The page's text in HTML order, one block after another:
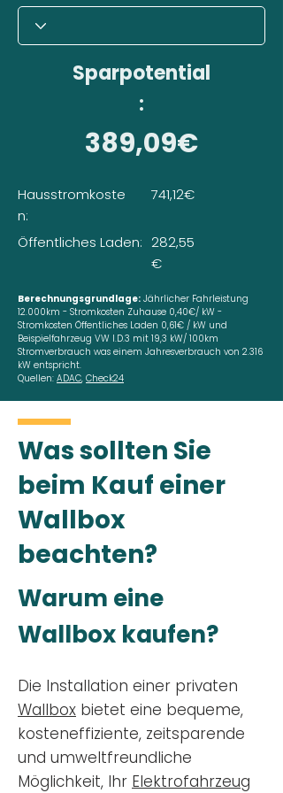
Sparpotential
:
389,09€
Hausstromkoste
n:
Öffentliches Laden:
741,12€
282,55
€
Berechnungsgrundlage: Jährlicher Fahrleistung
12.000km - Stromkosten Zuhause 0,40€/ kW -
Stromkosten Öffentliches Laden 0,61€ / kW und
Beispielfahrzeug VW I.D.3 mit 19,3 kW/ 100km
Stromverbrauch was einem Jahresverbrauch von 2.316
kW entspricht.
Quellen: ADAC, Check24
Was sollten Sie
beim Kauf einer
Wallbox
beachten?
Warum eine
Wallbox kaufen?
Die Installation einer privaten
Wallbox bietet eine bequeme,
kosteneffiziente, zeitsparende
und umweltfreundliche
Möglichkeit, Ihr Elektrofahrzeug